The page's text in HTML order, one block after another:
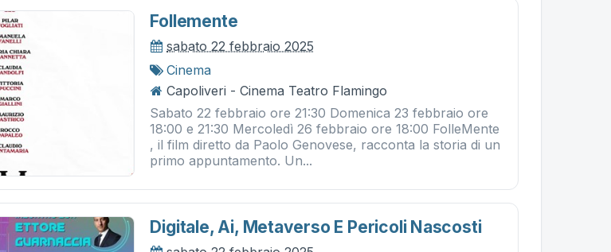
Follemente
sabato 22 febbraio 2025
Cinema
Capoliveri - Cinema Teatro Flamingo
Sabato 22 febbraio ore 21:30 Domenica 23 febbraio ore
18:00 e 21:30 Mercoledì 26 febbraio ore 18:00 FolleMente
, il film diretto da Paolo Genovese, racconta la storia di un
primo appuntamento. Un...
Digitale, Ai, Metaverso E Pericoli Nascosti